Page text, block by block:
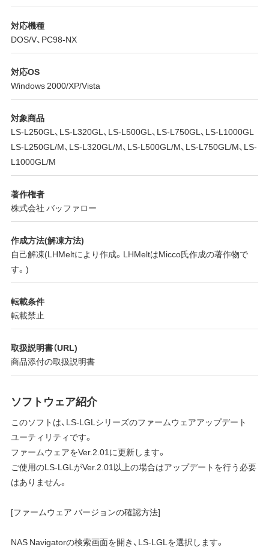
対応機種
DOS/V、PC98-NX
対応OS
Windows 2000/XP/Vista
対象商品
LS-L250GL、LS-L320GL、LS-L500GL、LS-L750GL、LS-L1000GL
LS-L250GL/M、LS-L320GL/M、LS-L500GL/M、LS-L750GL/M、LS-
L1000GL/M
著作権者
株式会社 バッファロー
作成方法(解凍方法)
自己解凍(LHMeltにより作成。LHMeltはMicco氏作成の著作物で
す。)
転載条件
転載禁止
取扱説明書（URL)
商品添付の取扱説明書
ソフトウェア紹介
このソフトは、LS-LGLシリーズのファームウェアアップデート
ユーティリティです。
ファームウェアをVer.2.01に更新します。
ご使用のLS-LGLがVer.2.01以上の場合はアップデートを行う必要
はありません。
[ファームウェア バージョンの確認方法]
NAS Navigatorの検索画面を開き、LS-LGLを選択します。